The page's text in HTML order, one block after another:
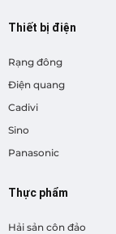
Thiết bị điện
Rạng đông
Điện quang
Cadivi
Sino
Panasonic
Thực phẩm
Hải sản côn đảo